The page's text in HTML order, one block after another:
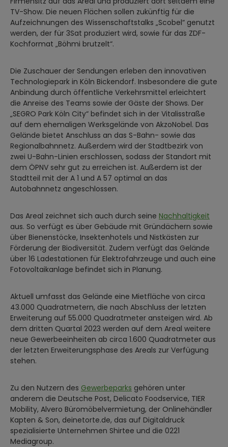
TV-Show. Die neuen Flächen sollen zukünftig für die
Aufzeichnungen des Wissenschaftstalks „Scobel“ genutzt
werden, der für 3Sat produziert wird, sowie für das ZDF-
Kochformat „Böhmi brutzelt“.
Die Zuschauer der Sendungen erleben den innovativen
Technologiepark in Köln Bickendorf. Insbesondere die gute
Anbindung durch öffentliche Verkehrsmittel erleichtert
die Anreise des Teams sowie der Gäste der Shows. Der
„SEGRO Park Köln City“ befindet sich in der Vitalisstraße
auf dem ehemaligen Werksgelände von AkzoNobel. Das
Gelände bietet Anschluss an das S-Bahn- sowie das
Regionalbahnnetz. Außerdem wird der Stadtbezirk von
zwei U-Bahn-Linien erschlossen, sodass der Standort mit
dem ÖPNV sehr gut zu erreichen ist. Außerdem ist der
Stadtteil mit der A 1 und A 57 optimal an das
Autobahnnetz angeschlossen.
Das Areal zeichnet sich auch durch seine Nachhaltigkeit
aus. So verfügt es über Gebäude mit Gründächern sowie
über Bienenstöcke, Insektenhotels und Nistkästen zur
Förderung der Biodiversität. Zudem verfügt das Gelände
über 16 Ladestationen für Elektrofahrzeuge und auch eine
Fotovoltaikanlage befindet sich in Planung.
Aktuell umfasst das Gelände eine Mietfläche von circa
43.000 Quadratmetern, die nach Abschluss der letzten
Erweiterung auf 55.000 Quadratmeter ansteigen wird. Ab
dem dritten Quartal 2023 werden auf dem Areal weitere
neue Gewerbeeinheiten ab circa 1.600 Quadratmeter aus
der letzten Erweiterungsphase des Areals zur Verfügung
stehen.
Zu den Nutzern des Gewerbeparks gehören unter
anderem die Deutsche Post, Delicato Foodservice, TIER
Mobility, Alvero Büromöbelvermietung, der Onlinehändler
Kapten & Son, deinetorte.de, das auf Digitaldruck
spezialisierte Unternehmen Shirtee und die 0221
Mediagroup.